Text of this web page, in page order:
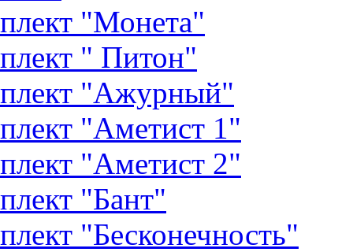
"Монета"
" Питон"
"Ажурный"
"Аметист 1"
"Аметист 2"
"Бант"
"Бесконечность"